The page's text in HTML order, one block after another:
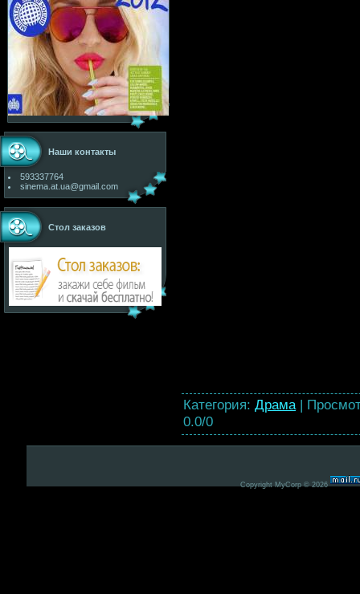
Наши контакты
593337764
sinema.at.ua@gmail.com
Стол заказов
Категория: Драма |
0.0/0
Copyright MyCorp © 2026